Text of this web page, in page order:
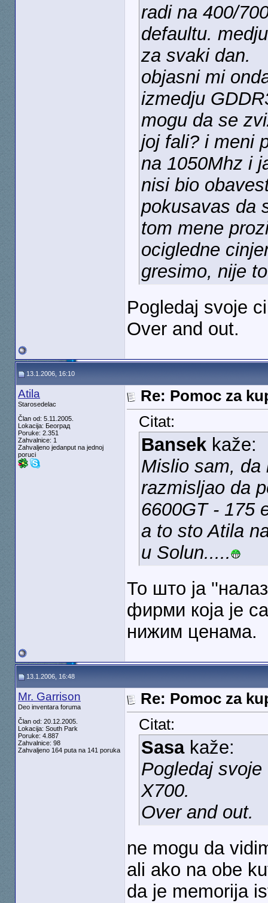
radi na 400/
defaultu.
za svaki dan.
objasni mi
izmedju
mogu da se
joj fali? i meni
na 1050Mhz i
nisi bio
pokusavas da
tom mene
ocigledne
gresimo, nije
Pogledaj svoje
Over and out.
13.1.2006, 16:10
Atila
Starosedelac
Član od: 5.11.2005.
Lokacija: Београд
Poruke: 2.351
Zahvalnice: 1
Zahvaljeno jedanput na jednoj
poruci
Re: Pomoc za
Citat:
Bansekkaže:
Mislio sam, da
razmisljao da
6600GT - 175
a to sto Atila
u Solun.....
То што ја
фирми која је
нижим ценама.
13.1.2006, 16:48
Mr. Garrison
Deo inventara foruma
Član od: 20.12.2005.
Lokacija: South Park
Poruke: 4.887
Zahvalnice: 98
Zahvaljeno 164 puta na 141 poruka
Re: Pomoc za
Citat:
Sasakaže:
Pogledaj
X700.
Over and out.
ne mogu da
ali ako na obe
da je memorija